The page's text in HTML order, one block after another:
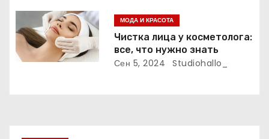
я
м
МОДА И КРАСОТА
Чистка лица у косметолога:
все, что нужно знать
Сен 5, 2024 Studiohallo_